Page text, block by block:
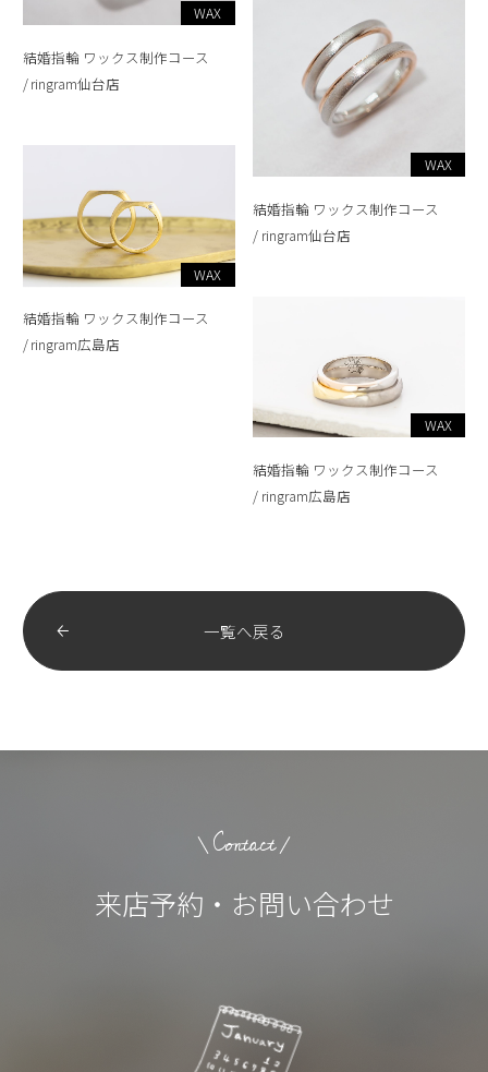
WAX
結婚指輪 ワックス制作コース
ringram仙台店
WAX
結婚指輪 ワックス制作コース
ringram仙台店
WAX
結婚指輪 ワックス制作コース
ringram広島店
WAX
結婚指輪 ワックス制作コース
ringram広島店
一覧へ戻る
Contact
来店予約・お問い合わせ